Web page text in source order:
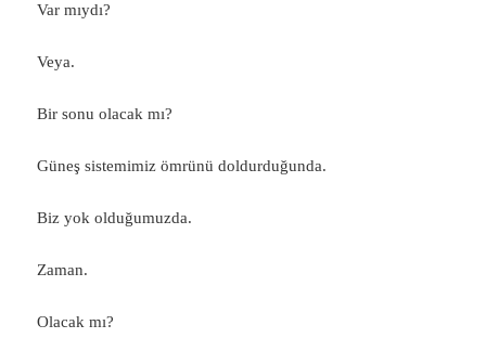
Var mıydı?
Veya.
Bir sonu olacak mı?
Güneş sistemimiz ömrünü doldurduğunda.
Biz yok olduğumuzda.
Zaman.
Olacak mı?